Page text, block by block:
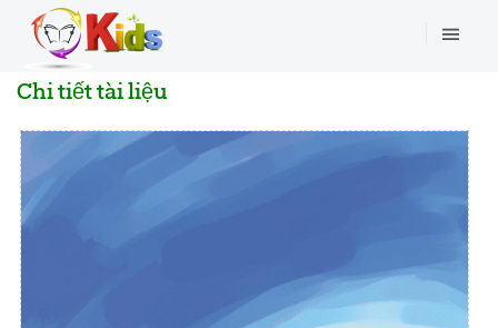
Chi tiết tài liệu